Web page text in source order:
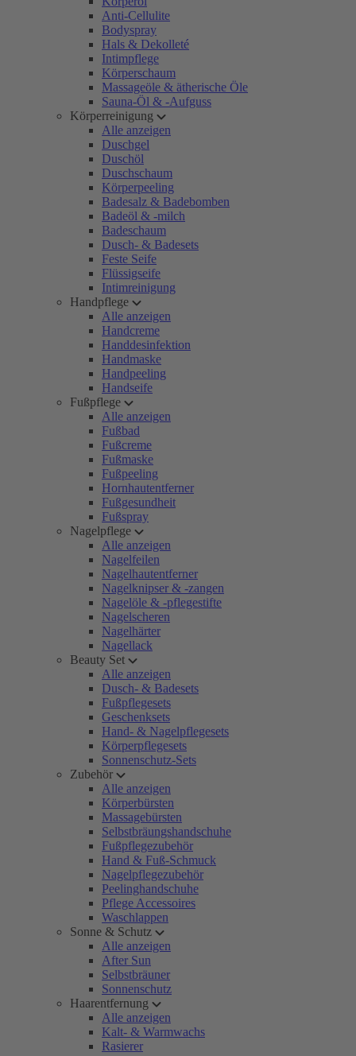
Anti-Cellulite
Bodyspray
Hals & Dekolleté
Intimpflege
Körperschaum
Massageöle & ätherische Öle
Sauna-Öl & -Aufguss
Körperreinigung
Alle anzeigen
Duschgel
Duschöl
Duschschaum
Körperpeeling
Badesalz & Badebomben
Badeöl & -milch
Badeschaum
Dusch- & Badesets
Feste Seife
Flüssigseife
Intimreinigung
Handpflege
Alle anzeigen
Handcreme
Handdesinfektion
Handmaske
Handpeeling
Handseife
Fußpflege
Alle anzeigen
Fußbad
Fußcreme
Fußmaske
Fußpeeling
Hornhautentferner
Fußgesundheit
Fußspray
Nagelpflege
Alle anzeigen
Nagelfeilen
Nagelhautentferner
Nagelknipser & -zangen
Nagelöle & -pflegestifte
Nagelscheren
Nagelhärter
Nagellack
Beauty Set
Alle anzeigen
Dusch- & Badesets
Fußpflegesets
Geschenksets
Hand- & Nagelpflegesets
Körperpflegesets
Sonnenschutz-Sets
Zubehör
Alle anzeigen
Körperbürsten
Massagebürsten
Selbstbräungshandschuhe
Fußpflegezubehör
Hand & Fuß-Schmuck
Nagelpflegezubehör
Peelinghandschuhe
Pflege Accessoires
Waschlappen
Sonne & Schutz
Alle anzeigen
After Sun
Selbstbräuner
Sonnenschutz
Haarentfernung
Alle anzeigen
Kalt- & Warmwachs
Rasierer